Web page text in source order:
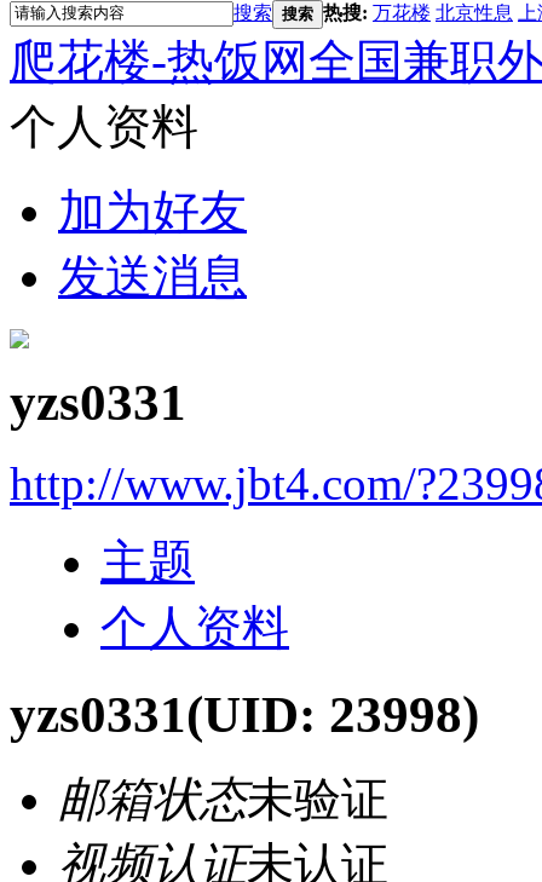
搜索 搜索 热搜: 万花楼 北京性息
爬花楼-热饭网全国兼职
个人资料
加为好友
发送消息
yzs0331
http://www.jbt4.com/
主题
个人资料
yzs0331(UID: 23998)
邮箱状态未验证
视频认证未认证